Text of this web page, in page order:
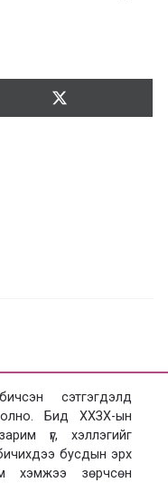
Түгээх:
Т
сэтгэгдэлд
болно. Бид ХХЗХ-ын
үг, хэллэгийг
бусдын эрх
хэмжээ зөрчсөн